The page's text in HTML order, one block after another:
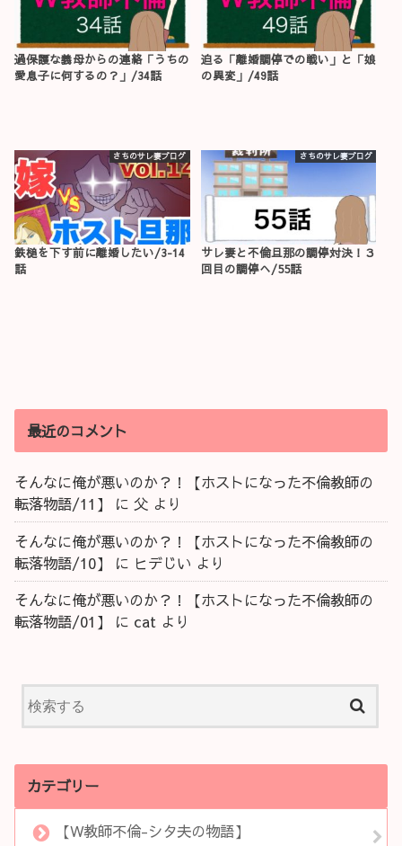
過保護な義母からの連絡「うちの
愛息子に何するの？」/34話
迫る「離婚調停での戦い」と「娘
の異変」/49話
さちのサレ妻ブログ
鉄槌を下す前に離婚したい/3-14
話
さちのサレ妻ブログ
サレ妻と不倫旦那の調停対決！３
回目の調停へ/55話
最近のコメント
そんなに俺が悪いのか？！【ホストになった不倫教師の
転落物語/11】
に父 より
そんなに俺が悪いのか？！【ホストになった不倫教師の
転落物語/10】
に ヒデじい より
そんなに俺が悪いのか？！【ホストになった不倫教師の
転落物語/01】
に cat より
カテゴリー
【W教師不倫-シタ夫の物語】